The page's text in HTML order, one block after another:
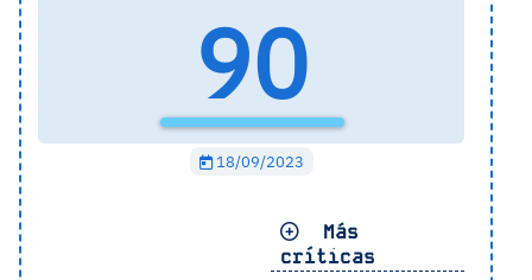
90
18/09/2023
Más
críticas